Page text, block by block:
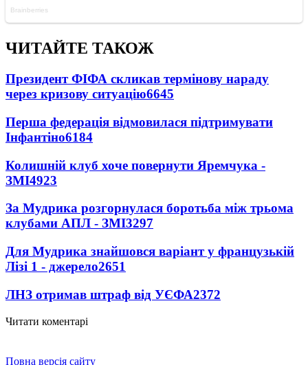
ЧИТАЙТЕ ТАКОЖ
Президент ФІФА скликав термінову нараду
через кризову ситуацію6645
Перша федерація відмовилася підтримувати
Інфантіно6184
Колишній клуб хоче повернути Яремчука -
ЗМІ4923
За Мудрика розгорнулася боротьба між трьома
клубами АПЛ - ЗМІ3297
Для Мудрика знайшовся варіант у французькій
Лізі 1 - джерело2651
ЛНЗ отримав штраф від УЄФА2372
Читати коментарі
Повна версія сайту